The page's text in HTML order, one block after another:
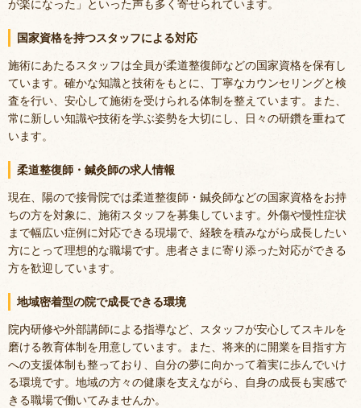
が楽になった」といった声も多く寄せられています。
国家資格を持つスタッフによる対応
施術にあたるスタッフは全員が柔道整復師などの国家資格を保有し
ています。確かな知識と技術をもとに、丁寧なカウンセリングと検
査を行い、安心して施術を受けられる体制を整えています。また、
常に新しい知識や技術を学ぶ姿勢を大切にし、日々の研鑽を重ねて
います。
柔道整復師・鍼灸師の求人情報
現在、陽ので接骨院では柔道整復師・鍼灸師などの国家資格をお持
ちの方を対象に、施術スタッフを募集しています。外傷や慢性症状
まで幅広い症例に対応できる現場で、経験を積みながら成長したい
方にとって理想的な職場です。患者さまに寄り添った対応ができる
方を歓迎しています。
地域密着型の院で成長できる環境
院内研修や外部講師による指導など、スタッフが安心してスキルを
磨ける教育体制を用意しています。また、将来的に開業を目指す方
への支援体制も整っており、自分の夢に向かって着実に歩んでいけ
る環境です。地域の方々の健康を支えながら、自身の成長も実感で
きる職場で働いてみませんか。